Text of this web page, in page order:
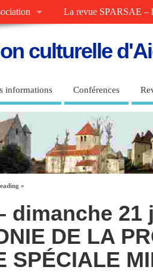
La revue SPARSAE –
culturelle
informations Conférences
»
dimanche 21
DE LA
SPÉCIALE